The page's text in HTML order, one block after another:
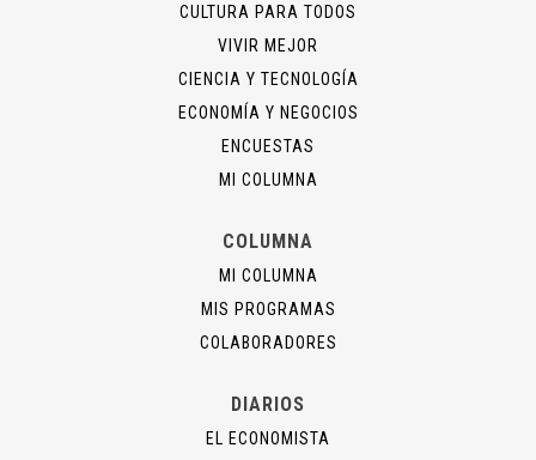
CULTURA PARA TODOS
VIVIR MEJOR
CIENCIA Y TECNOLOGÍA
ECONOMÍA Y NEGOCIOS
ENCUESTAS
MI COLUMNA
COLUMNA
MI COLUMNA
MIS PROGRAMAS
COLABORADORES
DIARIOS
EL ECONOMISTA